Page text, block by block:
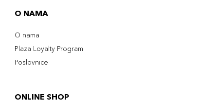
O NAMA
O nama
Plaza Loyalty Program
Poslovnice
ONLINE SHOP